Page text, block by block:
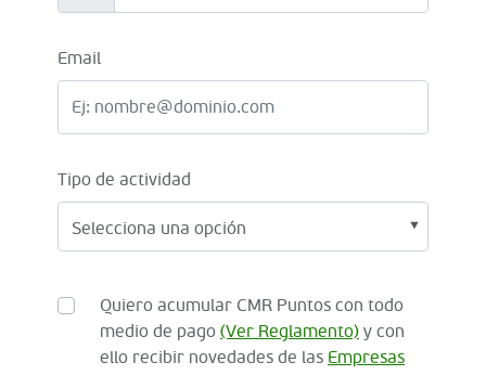
Email
Tipo de actividad
Quiero acumular CMR Puntos con todo
medio de pago (Ver Reglamento) y con
ello recibir novedades de las Empresas